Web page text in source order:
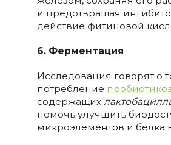
и предотвращая
действие фитиновой
6. Ферментация
Исследования говорят о
потребление
содержащих
помочь улучшить
микроэлементов и белка